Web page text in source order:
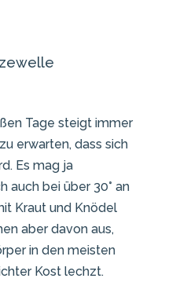
Tage steigt immer
erwarten, dass sich
Es mag ja
auch bei über 30° an
Kraut und Knödel
aber davon aus,
in den meisten
Kost lechzt.